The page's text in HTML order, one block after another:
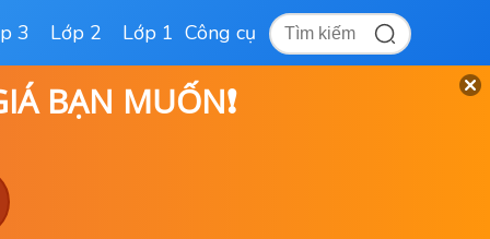
3 Lớp 2 Lớp 1 Công cụ
BẠN MUỐN❗